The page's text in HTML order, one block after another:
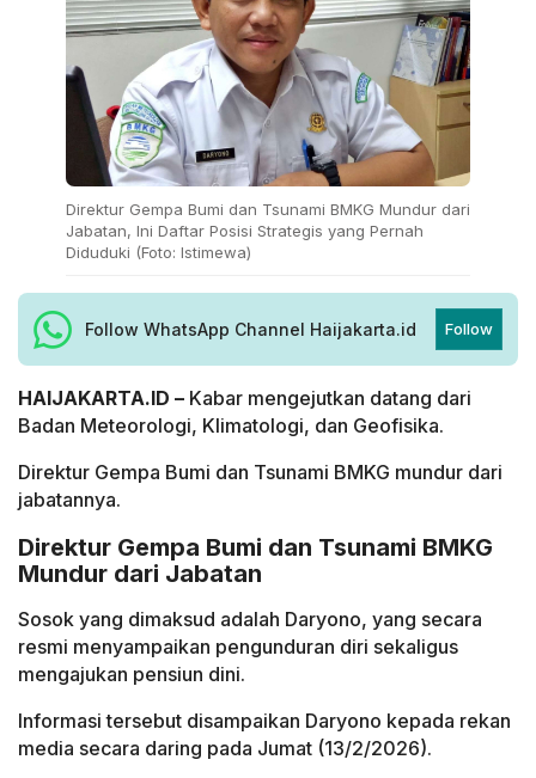
Direktur Gempa Bumi dan Tsunami BMKG Mundur dari
Jabatan, Ini Daftar Posisi Strategis yang Pernah
Diduduki (Foto: Istimewa)
Follow WhatsApp Channel Haijakarta.id Follow
HAIJAKARTA.ID – Kabar mengejutkan datang dari
Badan Meteorologi, Klimatologi, dan Geofisika.
Direktur Gempa Bumi dan Tsunami BMKG mundur dari
jabatannya.
Direktur Gempa Bumi dan Tsunami BMKG
Mundur dari Jabatan
Sosok yang dimaksud adalah Daryono, yang secara
resmi menyampaikan pengunduran diri sekaligus
mengajukan pensiun dini.
Informasi tersebut disampaikan Daryono kepada rekan
media secara daring pada Jumat (13/2/2026).